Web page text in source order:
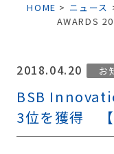
HOME > ニュース
AWARDS
2018.04.20 お
BSB
3位を獲得 【